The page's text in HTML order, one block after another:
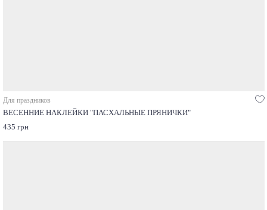
Для праздников
ВЕСЕННИЕ НАКЛЕЙКИ "ПАСХАЛЬНЫЕ ПРЯНИЧКИ"
435 грн